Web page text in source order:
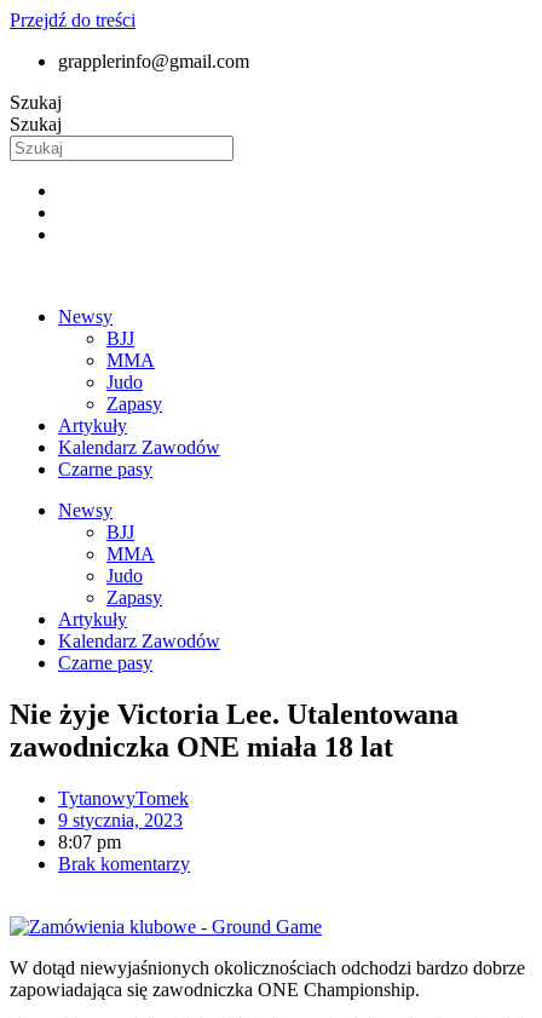
Przejdź do treści
grapplerinfo@gmail.com
Szukaj
Szukaj
Newsy
BJJ
MMA
Judo
Zapasy
Artykuły
Kalendarz Zawodów
Czarne pasy
Newsy
BJJ
MMA
Judo
Zapasy
Artykuły
Kalendarz Zawodów
Czarne pasy
Nie żyje Victoria Lee. Utalentowana
zawodniczka ONE miała 18 lat
TytanowyTomek
9 stycznia, 2023
8:07 pm
Brak komentarzy
W dotąd niewyjaśnionych okolicznościach odchodzi bardzo dobrze
zapowiadająca się zawodniczka ONE Championship.